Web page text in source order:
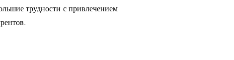
трудности с привлечением